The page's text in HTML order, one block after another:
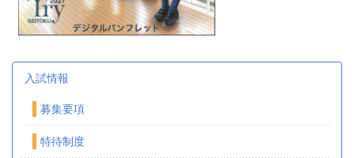
入試情報
募集要項
特待制度